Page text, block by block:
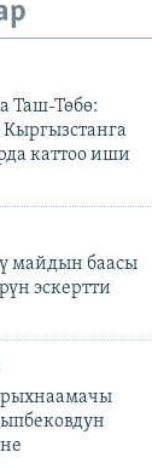
Таш-Төбө:
каттоо иши
майдын баасы
эскертти